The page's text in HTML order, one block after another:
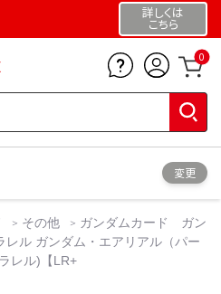
詳しくは
こちら
0
変更
その他
ガンダムカード ガン
ル ガンダム・エアリアル（パー
レル)【LR+